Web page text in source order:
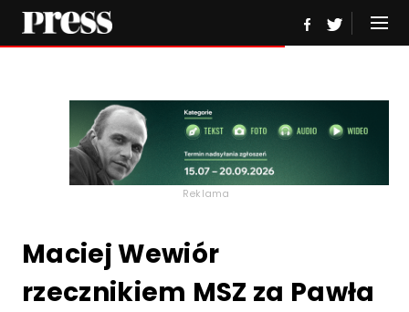
Reklama
Maciej Wewiór
rzecznikiem MSZ za Pawła